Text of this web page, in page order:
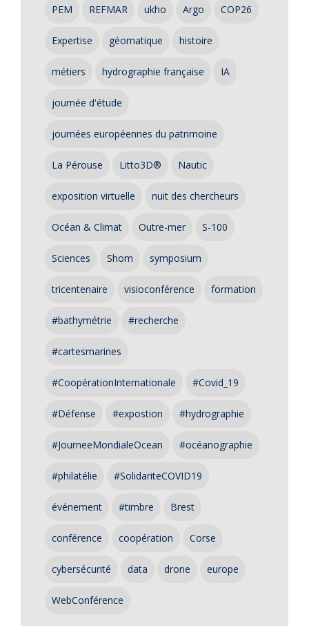
PEM REFMAR ukho Argo COP26
Expertise géomatique histoire
métiers hydrographie française IA
journée d'étude
journées européennes du patrimoine
La Pérouse Litto3D® Nautic
exposition virtuelle nuit des chercheurs
Océan & Climat Outre-mer S-100
Sciences Shom symposium
tricentenaire visioconférence formation
#bathymétrie #recherche
#cartesmarines
#CoopérationInternationale #Covid_19
#Défense #expostion #hydrographie
#JourneeMondialeOcean #océanographie
#philatélie #SolidariteCOVID19
événement #timbre Brest
conférence coopération Corse
cybersécurité data drone europe
WebConférence